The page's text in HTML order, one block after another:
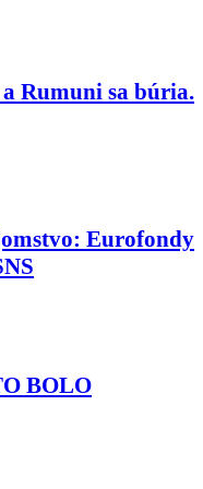
Rumuni sa búria.
Eurofondy
BOLO